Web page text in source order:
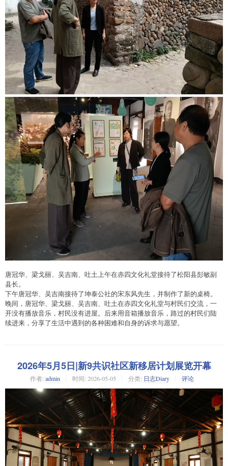
唐冠华、梁戈丽、吴吉南、吐土上午在赤四文化礼堂接待了松阳县彭敏副
县长。
下午唐冠华、吴吉南接待了坤泰公社的宋东风先生，并制作了新的桌椅。
晚间，唐冠华、梁戈丽、吴吉南、吐土在赤四文化礼堂与村民们交流，一
开没有播放音乐，村民没有进屋。后来用音箱播放音乐，路过的村民们陆
续进来，分享了生活中遇到的各种困难和自身的诉求与愿望。
2026年5月5日|新9共识社区新移居计划展览开幕
作者: admin 时间: 2026-05-05 分类: 日志Diary 评论